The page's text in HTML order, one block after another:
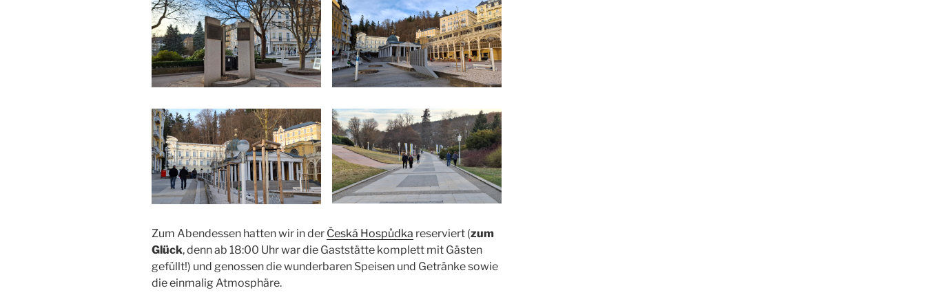
Zum Abendessen hatten wir in der Česká Hospůdka reserviert (zum
Glück, denn ab 18:00 Uhr war die Gaststätte komplett mit Gästen
gefüllt!) und genossen die wunderbaren Speisen und Getränke sowie
die einmalig Atmosphäre.